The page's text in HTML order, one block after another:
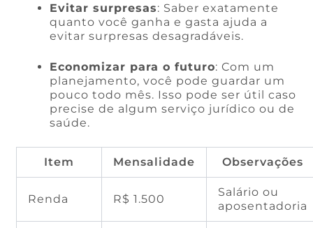
Evitar surpresas: Saber exatamente
quanto você ganha e gasta ajuda a
evitar surpresas desagradáveis.
Economizar para o futuro: Com um
planejamento, você pode guardar um
pouco todo mês. Isso pode ser útil caso
precise de algum serviço jurídico ou de
saúde.
Item Mensalidade Observações
Renda R$ 1.500
Salário ou
aposentadoria